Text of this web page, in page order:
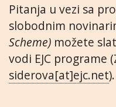
Pitanja u vezi sa
slobodnim
Scheme) možete
vodi EJC programe
siderova[at]ejc.net).